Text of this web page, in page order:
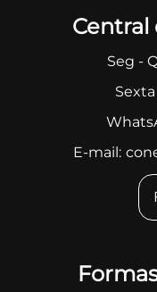
Seg -
E-mail: